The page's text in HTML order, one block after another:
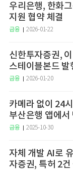
우리은행, 한화
지원 협약 체결
금융 2026-01-22
신한투자증권,
스테이블본드 발
금융 2026-01-20
카메라 없이 24
부산은행 앱에서
금융 2025-10-30
자체 개발 AI로
자증권, 특허 2건